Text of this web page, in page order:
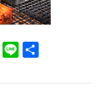
Facebook
Line